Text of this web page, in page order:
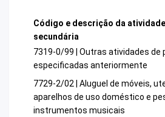
Código e descrição da
secundária
7319-0/99 | Outras atividades de
especificadas anteriormente
7729-2/02 | Aluguel de móveis,
aparelhos de uso doméstico e
instrumentos musicais